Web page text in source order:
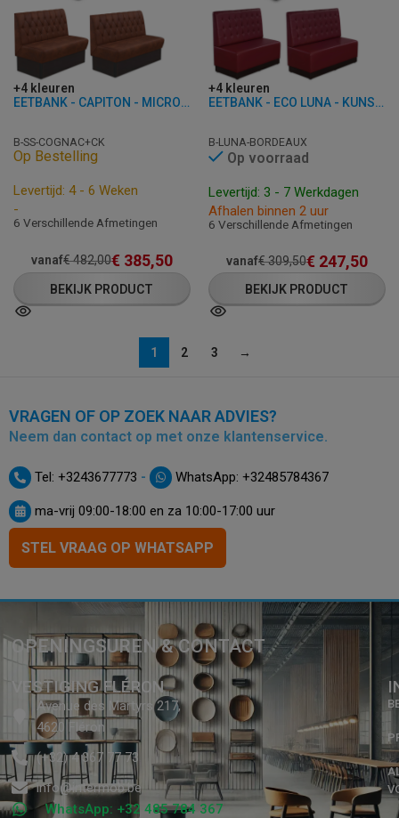
+4 kleuren
EETBANK - CAPITON - MICROVEZEL
B-SS-COGNAC+CK
Op Bestelling
Levertijd: 4 - 6 Weken
-
6 Verschillende Afmetingen
vanaf€482,00€ 385,50
BEKIJK PRODUCT
+4 kleuren
EETBANK - ECO LUNA - KUNSTLEER
B-LUNA-BORDEAUX
Op voorraad
Levertijd: 3 - 7 Werkdagen
Afhalen binnen 2 uur
6 Verschillende Afmetingen
vanaf€309,50€ 247,50
BEKIJK PRODUCT
1 2 3 →
VRAGEN OF OP ZOEK NAAR ADVIES?
Neem dan contact op met onze klantenservice.
Tel: +3243677773 - WhatsApp: +32485784367
ma-vrij 09:00-18:00 en za 10:00-17:00 uur
STEL VRAAG OP WHATSAPP
OPENINGSUREN & CONTACT
VESTIGING FLÉRON
Avenue des Martyrs 217,
4620 Fléron
(+32) 4 367 77 73
info@intermob.be
WhatsApp: +32 485 784 367